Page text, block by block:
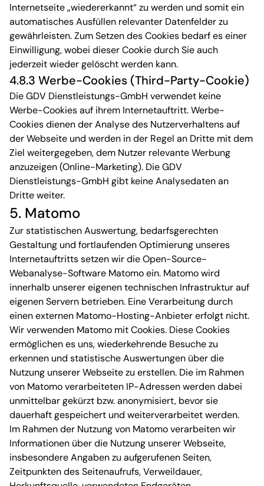
Internetseite „wiedererkannt“ zu werden und somit ein
automatisches Ausfüllen relevanter Datenfelder zu
gewährleisten. Zum Setzen des Cookies bedarf es einer
Einwilligung, wobei dieser Cookie durch Sie auch
jederzeit wieder gelöscht werden kann.
4.8.3 Werbe-Cookies (Third-Party-Cookie)
Die GDV Dienstleistungs-GmbH verwendet keine
Werbe-Cookies auf ihrem Internetauftritt. Werbe-
Cookies dienen der Analyse des Nutzerverhaltens auf
der Webseite und werden in der Regel an Dritte mit dem
Ziel weitergegeben, dem Nutzer relevante Werbung
anzuzeigen (Online-Marketing). Die GDV
Dienstleistungs-GmbH gibt keine Analysedaten an
Dritte weiter.
5. Matomo
Zur statistischen Auswertung, bedarfsgerechten
Gestaltung und fortlaufenden Optimierung unseres
Internetauftritts setzen wir die Open-Source-
Webanalyse-Software Matomo ein. Matomo wird
innerhalb unserer eigenen technischen Infrastruktur auf
eigenen Servern betrieben. Eine Verarbeitung durch
einen externen Matomo-Hosting-Anbieter erfolgt nicht.
Wir verwenden Matomo mit Cookies. Diese Cookies
ermöglichen es uns, wiederkehrende Besuche zu
erkennen und statistische Auswertungen über die
Nutzung unserer Webseite zu erstellen. Die im Rahmen
von Matomo verarbeiteten IP-Adressen werden dabei
unmittelbar gekürzt bzw. anonymisiert, bevor sie
dauerhaft gespeichert und weiterverarbeitet werden.
Im Rahmen der Nutzung von Matomo verarbeiten wir
Informationen über die Nutzung unserer Webseite,
insbesondere Angaben zu aufgerufenen Seiten,
Zeitpunkten des Seitenaufrufs, Verweildauer,